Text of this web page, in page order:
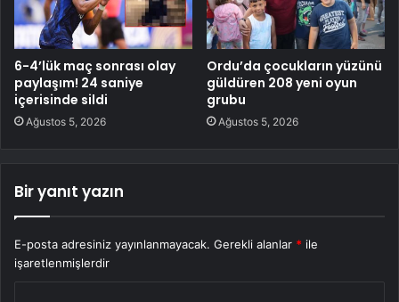
6-4’lük maç sonrası olay
paylaşım! 24 saniye
içerisinde sildi
Ağustos 5, 2026
Ordu’da çocukların yüzünü
güldüren 208 yeni oyun
grubu
Ağustos 5, 2026
Bir yanıt yazın
E-posta adresiniz yayınlanmayacak. Gerekli alanlar * ile
işaretlenmişlerdir